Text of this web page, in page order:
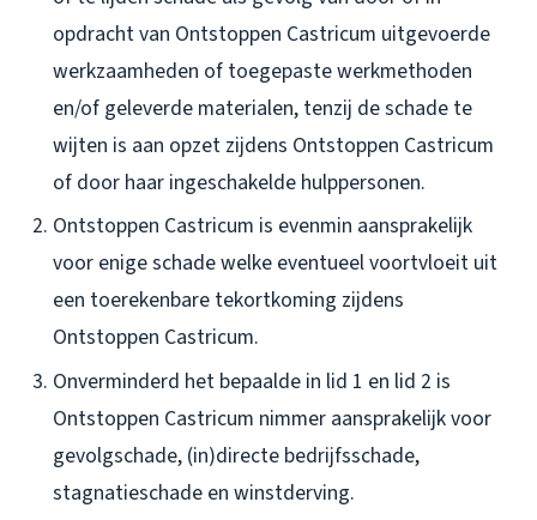
opdracht van Ontstoppen Castricum uitgevoerde
werkzaamheden of toegepaste werkmethoden
en/of geleverde materialen, tenzij de schade te
wijten is aan opzet zijdens Ontstoppen Castricum
of door haar ingeschakelde hulppersonen.
Ontstoppen Castricum is evenmin aansprakelijk
voor enige schade welke eventueel voortvloeit uit
een toerekenbare tekortkoming zijdens
Ontstoppen Castricum.
Onverminderd het bepaalde in lid 1 en lid 2 is
Ontstoppen Castricum nimmer aansprakelijk voor
gevolgschade, (in)directe bedrijfsschade,
stagnatieschade en winstderving.